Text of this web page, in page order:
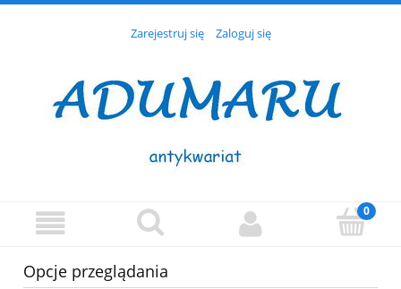
Zarejestruj się Zaloguj się
Opcje przeglądania